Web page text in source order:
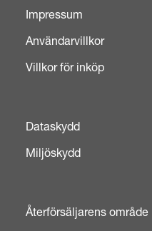
Impressum
Användarvillkor
Villkor för inköp
Dataskydd
Miljöskydd
Återförsäljarens område